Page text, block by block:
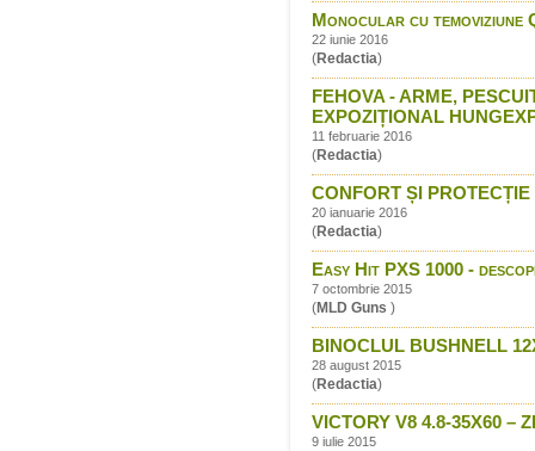
Monocular cu temoviziune
22 iunie 2016
(Redactia)
FEHOVA - ARME,
EXPOZIȚIONAL
11 februarie 2016
(Redactia)
CONFORT ȘI
20 ianuarie 2016
(Redactia)
Easy Hit PXS 1000 -
7 octombrie 2015
(MLD Guns )
BINOCLUL BUSHNELL
28 august 2015
(Redactia)
VICTORY V8 4.8-35X60 –
9 iulie 2015